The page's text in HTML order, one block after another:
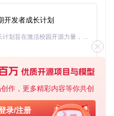
作，更多精彩内容等你共创
录/注册
更新是持续吸引读者的关
维持故事风格一致性和情节
。无论是玄幻、都市还是科
合平台调性的内容，同时保
叙事结构的构建过程，通过
生直观理解创作原理。工具
学生分析情节设计和人物塑
和实践性。
开发者成长计划
「源启盛夏」暑期校园开发者成长计划旨在激活校园开源力量，通过积分激励、认证扶持、资源倾斜等形式，引导高校组织和开发者完成「入驻 — 建项目 — 做贡献 — 获认证 — 得资源」的完整闭环。无论你是想带领社团入驻平台的组织者，还是希望用代码贡献证明自己的开发者，都能在这里找到属于你的成长路径。
基于Python的Xiaozhi AI，适用于想要完整Xiaozhi体验而无需拥有专用硬件的用户。